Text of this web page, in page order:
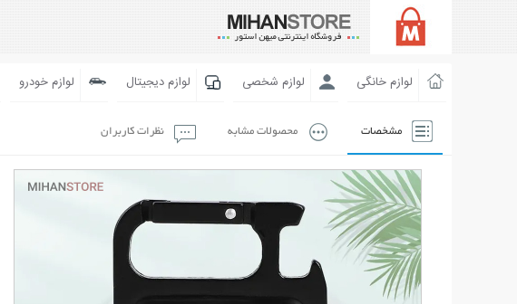
لوازم خانگی لوازم شخصی لوازم دیجیتال لوازم خودرو
مشخصات محصولات مشابه نظرات کاربران